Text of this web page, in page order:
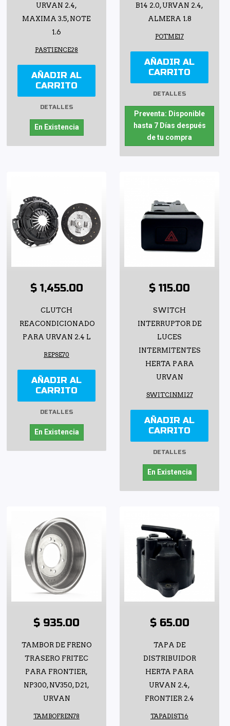
URVAN 2.4,
MAXIMA 3.5, NOTE
1.6
PASTIENCE28
AÑADIR AL
CARRITO
DETALLES
En Existencia
B14 2.0, URVAN 2.4,
ALMERA 1.8
POTME17
AÑADIR AL
CARRITO
DETALLES
Preventa: Disponible
hasta 7 Días después
de tu compra
$ 1,455.00
CLUTCH
REACONDICIONADO
PARA URVAN 2.4 L
REPSE70
AÑADIR AL
CARRITO
DETALLES
En Existencia
$ 115.00
SWITCH
INTERRUPTOR DE
LUCES
INTERMITENTES
HERTA PARA
URVAN
SWITCINMI27
AÑADIR AL
CARRITO
DETALLES
En Existencia
$ 935.00
TAMBOR DE FRENO
TRASERO FRITEC
PARA FRONTIER,
NP300, NV350, D21,
URVAN
TAMBOFREN78
$ 65.00
TAPA DE
DISTRIBUIDOR
HERTA PARA
URVAN 2.4,
FRONTIER 2.4
TAPADIST16